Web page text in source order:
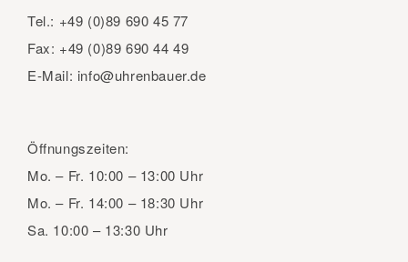
Tel.: +49 (0)89 690 45 77
Fax: +49 (0)89 690 44 49
E-Mail: info@uhrenbauer.de
Öffnungszeiten:
Mo. – Fr. 10:00 – 13:00 Uhr
Mo. – Fr. 14:00 – 18:30 Uhr
Sa. 10:00 – 13:30 Uhr